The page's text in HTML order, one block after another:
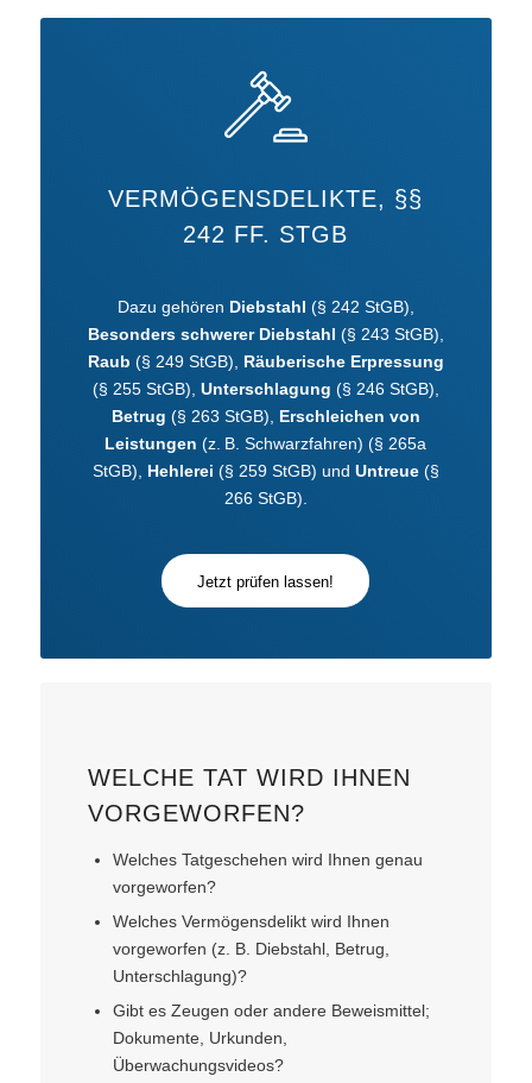
VERMÖGENSDELIKTE, §§
242 FF. STGB
Dazu gehören Diebstahl (§ 242 StGB),
Besonders schwerer Diebstahl (§ 243 StGB),
Raub (§ 249 StGB), Räuberische Erpressung
(§ 255 StGB), Unterschlagung (§ 246 StGB),
Betrug (§ 263 StGB), Erschleichen von
Leistungen (z. B. Schwarzfahren) (§ 265a
StGB), Hehlerei (§ 259 StGB) und Untreue(§
266 StGB).
Jetzt prüfen lassen!
WELCHE TAT WIRD IHNEN
VORGEWORFEN?
Welches Tatgeschehen wird Ihnen genau
vorgeworfen?
Welches Vermögensdelikt wird Ihnen
vorgeworfen (z. B. Diebstahl, Betrug,
Unterschlagung)?
Gibt es Zeugen oder andere Beweismittel;
Dokumente, Urkunden,
Überwachungsvideos?